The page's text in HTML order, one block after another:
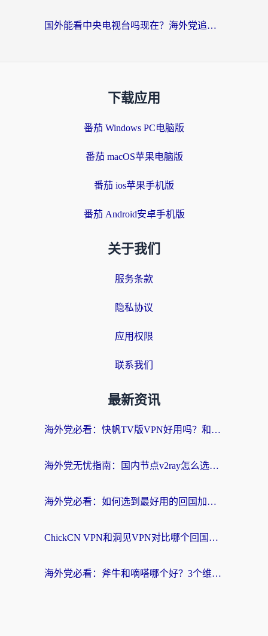
国外能看中央电视台吗现在？海外党追剧看央视的实用指南
下载应用
番茄 Windows PC电脑版
番茄 macOS苹果电脑版
番茄 ios苹果手机版
番茄 Android安卓手机版
关于我们
服务条款
隐私协议
应用权限
联系我们
最新资讯
海外党必看：快帆TV版VPN好用吗？和快游VPN对比哪个回国效果更好？附实用避坑指南
海外党无忧指南：国内节点v2ray怎么选？一键回国VPN+多场景实测帮你避坑
海外党必看：如何选到最好用的回国加速器？从节点到售后的全维度指南
ChickCN VPN和洞见VPN对比哪个回国效果更好？海外党亲测3款加速器+避坑指南
海外党必看：斧牛和嘀嗒哪个好？3个维度教你选对回国加速器